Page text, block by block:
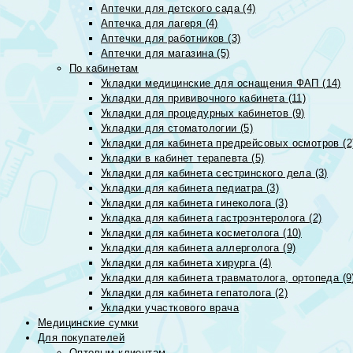
Аптечки для детского сада (4)
Аптечка для лагеря (4)
Аптечки для работников (3)
Аптечки для магазина (5)
По кабинетам
Укладки медицинские для оснащения ФАП (14)
Укладки для прививочного кабинета (11)
Укладки для процедурных кабинетов (9)
Укладки для стоматологии (5)
Укладки для кабинета предрейсовых осмотров
Укладки в кабинет терапевта (5)
Укладки для кабинета сестринского дела (3)
Укладки для кабинета педиатра (3)
Укладки для кабинета гинеколога (3)
Укладка для кабинета гастроэнтеролога (2)
Укладки для кабинета косметолога (10)
Укладки для кабинета аллерголога (9)
Укладки для кабинета хирурга (4)
Укладки для кабинета травматолога, ортопеда
Укладки для кабинета гепатолога (2)
Укладки участкового врача
Медицинские сумки
Для покупателей